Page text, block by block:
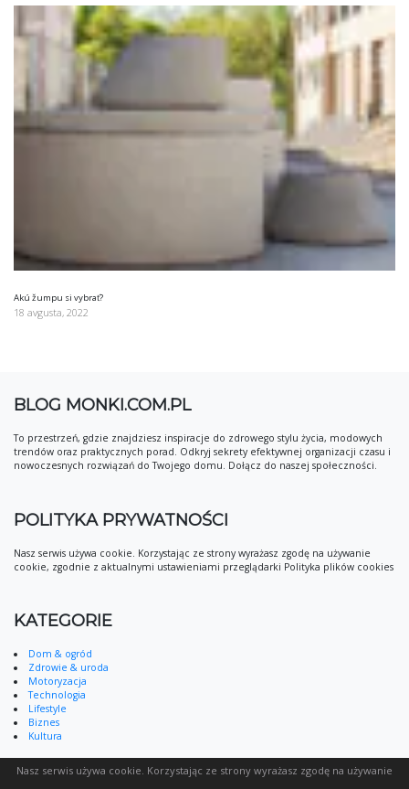
Akú žumpu si vybrať?
18 avgusta, 2022
BLOG MONKI.COM.PL
To przestrzeń, gdzie znajdziesz inspiracje do zdrowego stylu życia, modowych
trendów oraz praktycznych porad. Odkryj sekrety efektywnej organizacji czasu i
nowoczesnych rozwiązań do Twojego domu. Dołącz do naszej społeczności.
POLITYKA PRYWATNOŚCI
Nasz serwis używa cookie. Korzystając ze strony wyrażasz zgodę na używanie
cookie, zgodnie z aktualnymi ustawieniami przeglądarki Polityka plików cookies
KATEGORIE
Dom & ogród
Zdrowie & uroda
Motoryzacja
Technologia
Lifestyle
Biznes
Kultura
Nasz serwis używa cookie. Korzystając ze strony wyrażasz zgodę na używanie